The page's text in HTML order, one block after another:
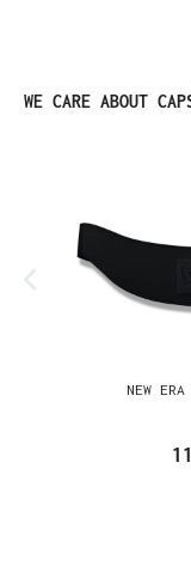
Produktgalerie
WE CARE ABOUT
NEW